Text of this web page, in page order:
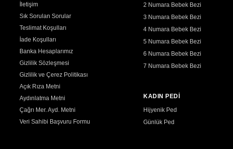
İletişim
Sık Sorulan Sorular
Teslimat Koşulları
İade Koşulları
Banka Hesaplarımız
Gizlilik Sözleşmesi
Gizlilik ve Çerez Politikası
Açık Rıza Metni
Aydınlatma Metni
Çağrı Mer. Ayd. Metni
Veri Sahibi Başvuru Formu
2 Numara Bebek Bezi
3 Numara Bebek Bezi
4 Numara Bebek Bezi
5 Numara Bebek Bezi
6 Numara Bebek Bezi
7 Numara Bebek Bezi
KADIN PEDİ
Hijyenik Ped
Günlük Ped